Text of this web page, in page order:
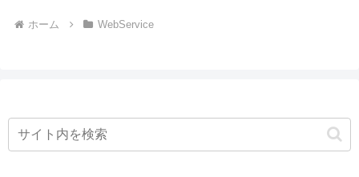
ホーム WebService